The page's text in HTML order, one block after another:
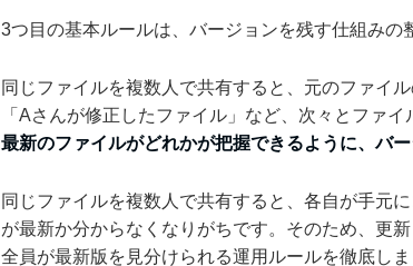
3つ目の基本ルールは、バージョンを残す仕組みの
同じファイルを複数人で共有すると、元のファイ
「Aさんが修正したファイル」など、次々とファイ
最新のファイルがどれかが把握できるように、バ
同じファイルを複数人で共有すると、各自が手元
が最新か分からなくなりがちです。そのため、更
全員が最新版を見分けられる運用ルールを徹底しま